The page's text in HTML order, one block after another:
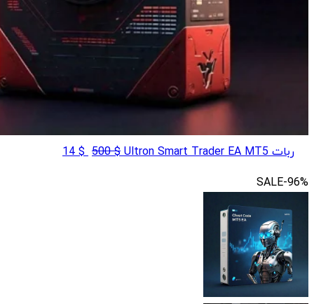
ربات Ultron Smart Trader EA MT5 $
500
قیمت
$
14
قیمت
SALE-96%